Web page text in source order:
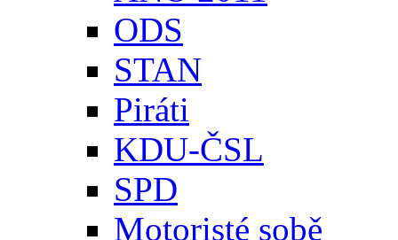
ODS
STAN
Piráti
KDU-ČSL
SPD
Motoristé sobě